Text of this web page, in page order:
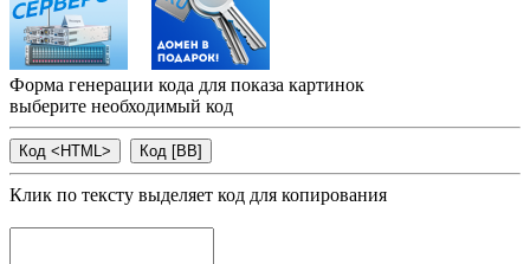
Форма генерации кода для показа картинок
выберите необходимый код
Клик по тексту выделяет код для копирования